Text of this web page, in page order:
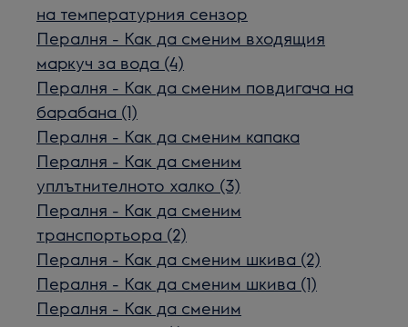
на температурния сензор
Пералня - Как да сменим входящия
маркуч за вода (4)
Пералня - Как да сменим повдигача на
барабана (1)
Пералня - Как да сменим капака
Пералня - Как да сменим
уплътнителното халко (3)
Пералня - Как да сменим
транспортьора (2)
Пералня - Как да сменим шкива (2)
Пералня - Как да сменим шкива (1)
Пералня - Как да сменим